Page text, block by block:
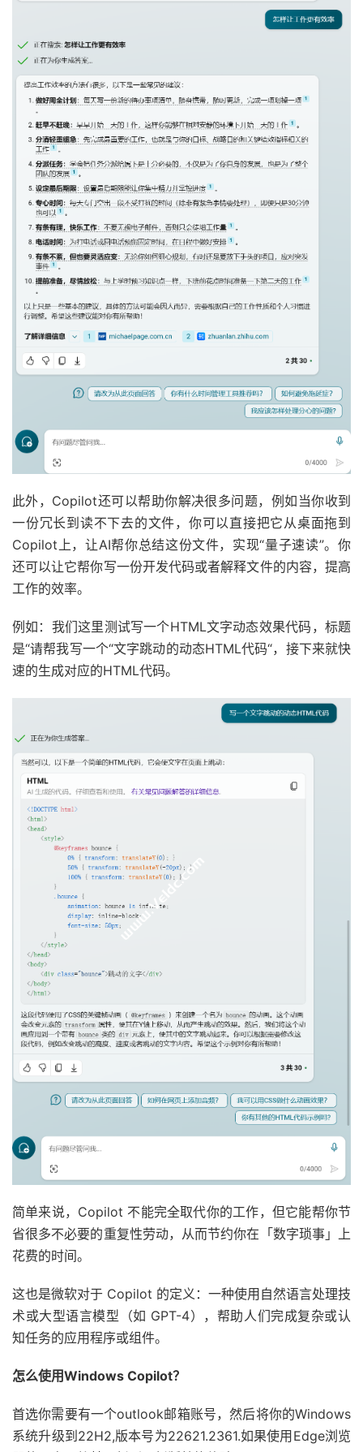
此外，Copilot还可以帮助你解决很多问题，例如当你收到
一份冗长到读不下去的文件，你可以直接把它从桌面拖到
Copilot上，让AI帮你总结这份文件，实现“量子速读”。你
还可以让它帮你写一份开发代码或者解释文件的内容，提高
工作的效率。
例如：我们这里测试写一个HTML文字动态效果代码，标题
是“请帮我写一个“文字跳动的动态HTML代码“，接下来就快
速的生成对应的HTML代码。
简单来说，Copilot 不能完全取代你的工作，但它能帮你节
省很多不必要的重复性劳动，从而节约你在「数字琐事」上
花费的时间。
这也是微软对于 Copilot 的定义：一种使用自然语言处理技
术或大型语言模型（如 GPT-4），帮助人们完成复杂或认
知任务的应用程序或组件。
怎么使用Windows Copilot？
首选你需要有一个outlook邮箱账号，然后将你的Windows
系统升级到22H2,版本号为22621.2361.如果使用Edge浏览